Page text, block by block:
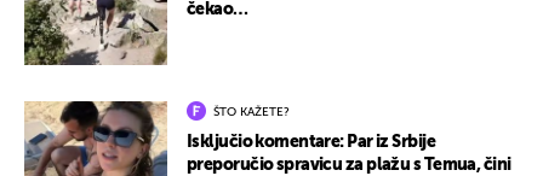
čekao…
ŠTO KAŽETE?
Isključio komentare: Par iz Srbije
preporučio spravicu za plažu s Temua, čini